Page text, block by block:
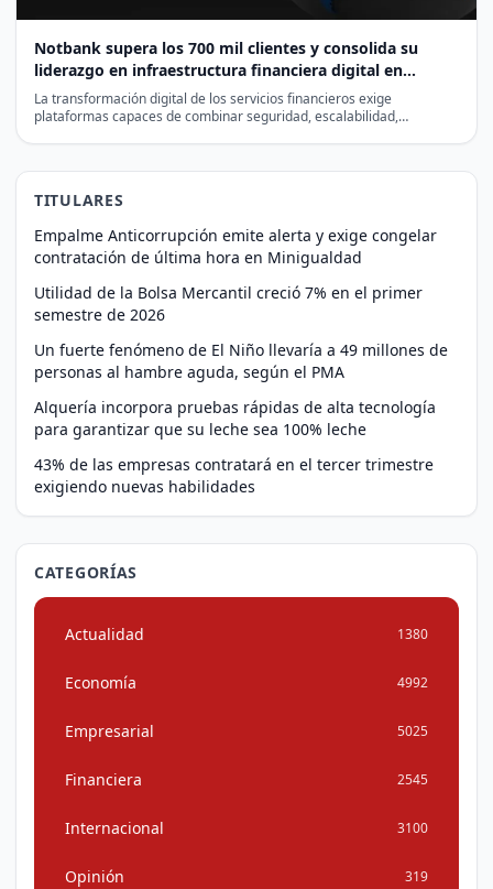
Notbank supera los 700 mil clientes y consolida su
liderazgo en infraestructura financiera digital en
Latinoamérica
La transformación digital de los servicios financieros exige
plataformas capaces de combinar seguridad, escalabilidad,
TITULARES
Empalme Anticorrupción emite alerta y exige congelar
contratación de última hora en Minigualdad
Utilidad de la Bolsa Mercantil creció 7% en el primer
semestre de 2026
Un fuerte fenómeno de El Niño llevaría a 49 millones de
personas al hambre aguda, según el PMA
Alquería incorpora pruebas rápidas de alta tecnología
para garantizar que su leche sea 100% leche
43% de las empresas contratará en el tercer trimestre
exigiendo nuevas habilidades
CATEGORÍAS
Actualidad 1380
Economía 4992
Empresarial 5025
Financiera 2545
Internacional 3100
Opinión 319